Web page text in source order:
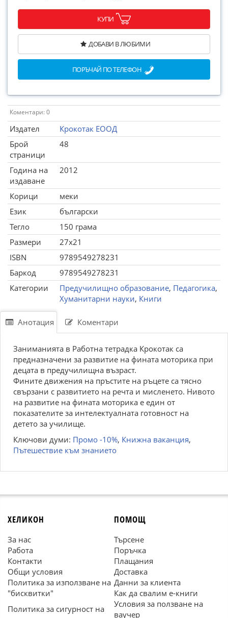
КУПИ
ДОБАВИ В ЛЮБИМИ
ПОРЪЧАЙ ПО ТЕЛЕФОН
Коментари: 0
Издател
Крокотак ЕООД
Брой
страници
48
Година на
издаване
2012
Корици
меки
Език
български
Тегло
150 грама
Размери
27x21
ISBN
9789549278231
Баркод
9789549278231
Категории
Предучилищно образование, Педагогика,
Хуманитарни науки, Книги
Анотация Коментари
Заниманията в Работна тетрадка Крокотак са
предназначени за развитие на фината моторика при
децата в предучилищна възраст.
Фините движения на пръстите на ръцете са тясно
свързани с развитието на речта и мисленето. Нивото
на развитие на фината моторика е един от
показателите за интелектуалната готовност на
детето за училище.
Ключови думи: Промо -10%, Книжна ваканция,
Пътешествие към знанието
ХЕЛИКОН
За нас
Работа
Контакти
Общи условия
Политика за използване на
"бисквитки"
Политика за сигурност на
ПОМОЩ
Търсене
Поръчка
Плащания
Доставка
Данни за клиента
Как да свалим е-книги
Условия за ползване на
ваучер